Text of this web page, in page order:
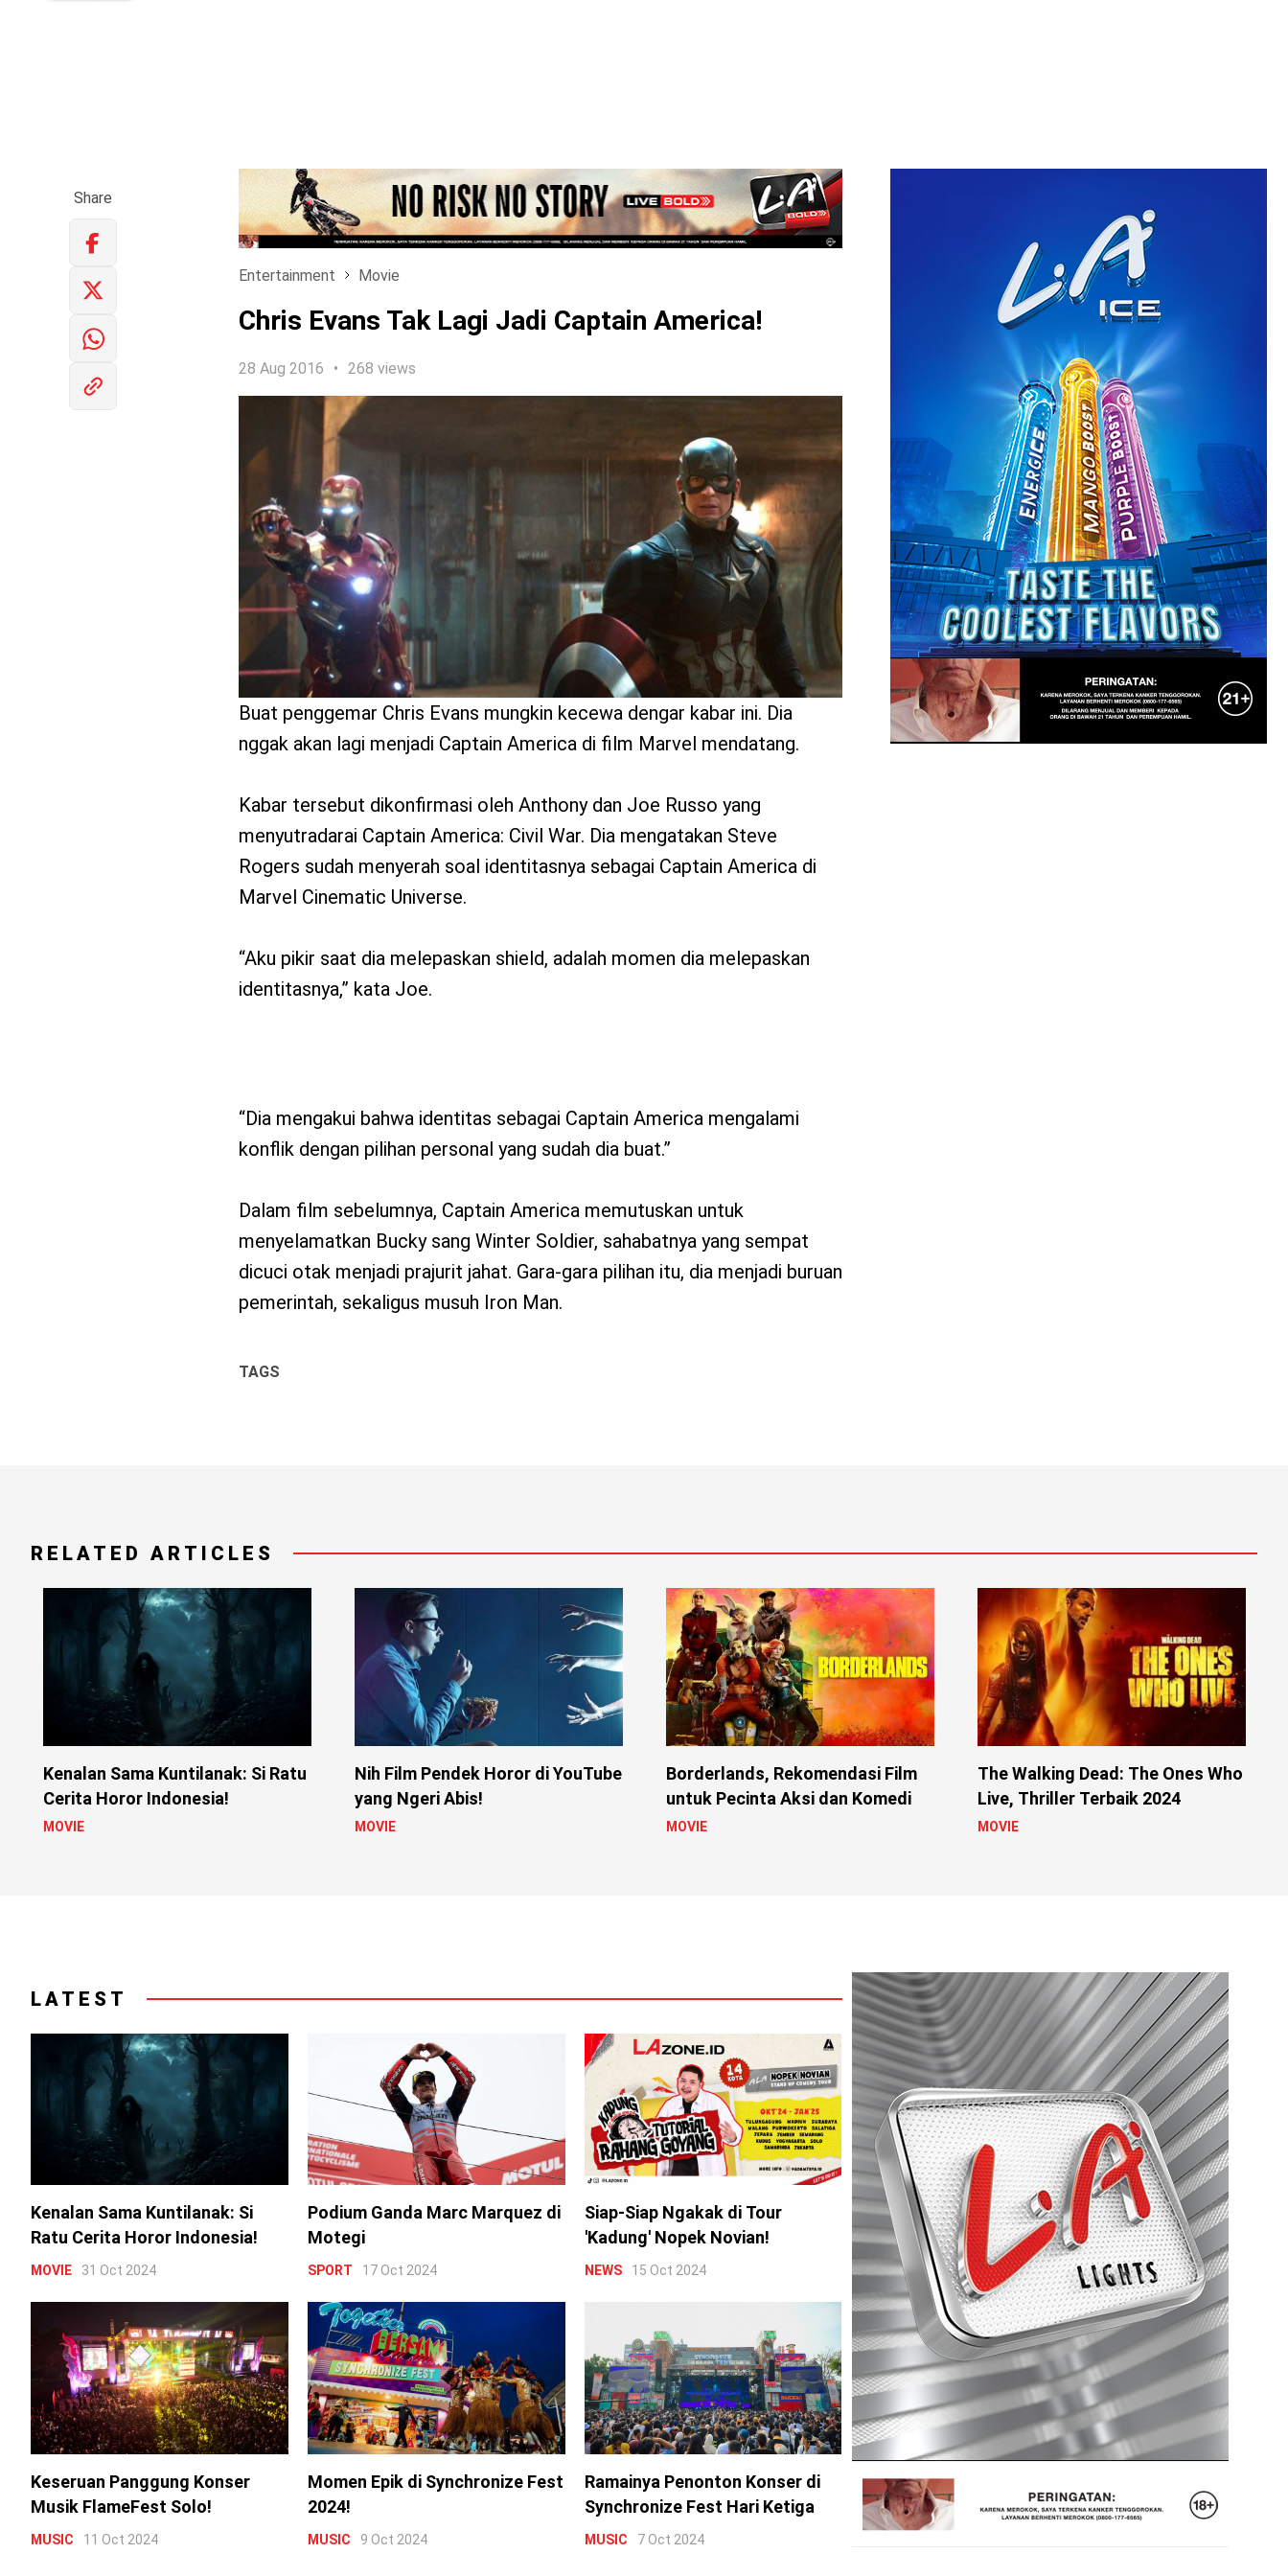
benefit
menarik
LOGIN
Share
Entertainment Movie
Chris Evans Tak Lagi Jadi Captain America!
28 Aug 2016 268 views
Buat penggemar Chris Evans mungkin kecewa dengar kabar ini. Dia
nggak akan lagi menjadi Captain America di film Marvel mendatang.
Kabar tersebut dikonfirmasi oleh Anthony dan Joe Russo yang
menyutradarai Captain America: Civil War. Dia mengatakan Steve
Rogers sudah menyerah soal identitasnya sebagai Captain America di
Marvel Cinematic Universe.
“Aku pikir saat dia melepaskan shield, adalah momen dia melepaskan
identitasnya,” kata Joe.
“Dia mengakui bahwa identitas sebagai Captain America mengalami
konflik dengan pilihan personal yang sudah dia buat.”
Dalam film sebelumnya, Captain America memutuskan untuk
menyelamatkan Bucky sang Winter Soldier, sahabatnya yang sempat
dicuci otak menjadi prajurit jahat. Gara-gara pilihan itu, dia menjadi buruan
pemerintah, sekaligus musuh Iron Man.
TAGS
RELATED ARTICLES
Kenalan Sama Kuntilanak: Si Ratu
Cerita Horor Indonesia!
MOVIE
Nih Film Pendek Horor di YouTube
yang Ngeri Abis!
MOVIE
Borderlands, Rekomendasi Film
untuk Pecinta Aksi dan Komedi
MOVIE
The Walking Dead: The Ones Who
Live, Thriller Terbaik 2024
MOVIE
LATEST
Kenalan Sama Kuntilanak: Si
Ratu Cerita Horor Indonesia!
MOVIE 31 Oct 2024
Podium Ganda Marc Marquez di
Motegi
SPORT 17 Oct 2024
Siap-Siap Ngakak di Tour
'Kadung' Nopek Novian!
NEWS 15 Oct 2024
Keseruan Panggung Konser
Musik FlameFest Solo!
MUSIC 11 Oct 2024
Momen Epik di Synchronize Fest
2024!
MUSIC 9 Oct 2024
Ramainya Penonton Konser di
Synchronize Fest Hari Ketiga
MUSIC 7 Oct 2024